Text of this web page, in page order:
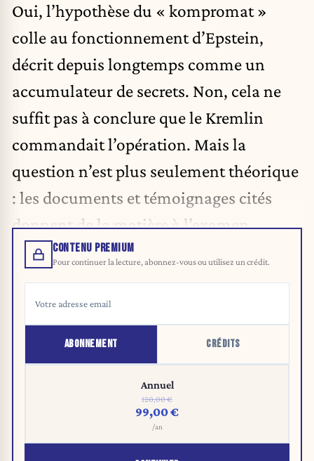
Oui, l’hypothèse du « kompromat »
colle au fonctionnement d’Epstein,
décrit depuis longtemps comme un
accumulateur de secrets. Non, cela ne
suffit pas à conclure que le Kremlin
commandait l’opération. Mais la
question n’est plus seulement théorique
: les documents et témoignages cités
donnent de la matière à l’examen.
CONTENU PREMIUM
Pour continuer la lecture, abonnez-vous ou utilisez un crédit.
ABONNEMENT CRÉDITS
Annuel
120,00 €
99,00 €
/an